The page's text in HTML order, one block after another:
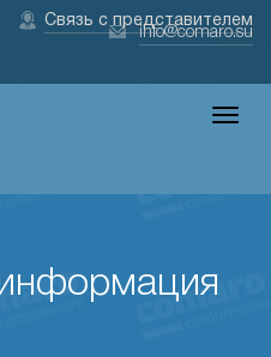
Связь с представителем
info@comaro.su